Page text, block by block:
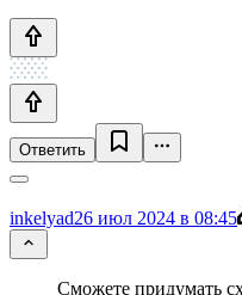
Ответить
inkelyad26 июл 2024 в 08:45
Сможете придумать